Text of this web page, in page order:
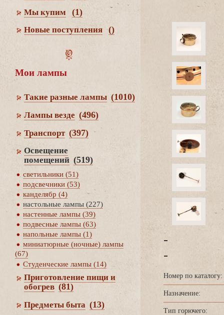
Мы купим (1)
Новые поступления ()
Мои лампы
Такие разные лампы (1010)
Лампы везде (496)
Транспорт (397)
Освещение
помещений (519)
светильники (51)
подсвечники (53)
канделябр (4)
настольные лампы (227)
настенные лампы (39)
подвесные лампы (63)
напольные лампы (1)
миниатюрные (ночные) лампы
(67)
Студенческие лампы (14)
Приготовление пищи и
обогре (81)
Предметы быта (13)
-
-
Номер по каталогу:
Назначение:
Тип горючего: